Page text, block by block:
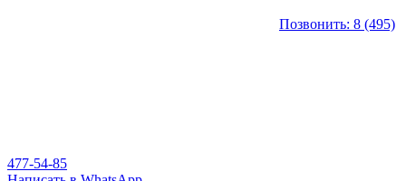
Позвонить: 8 (495)
477-54-85